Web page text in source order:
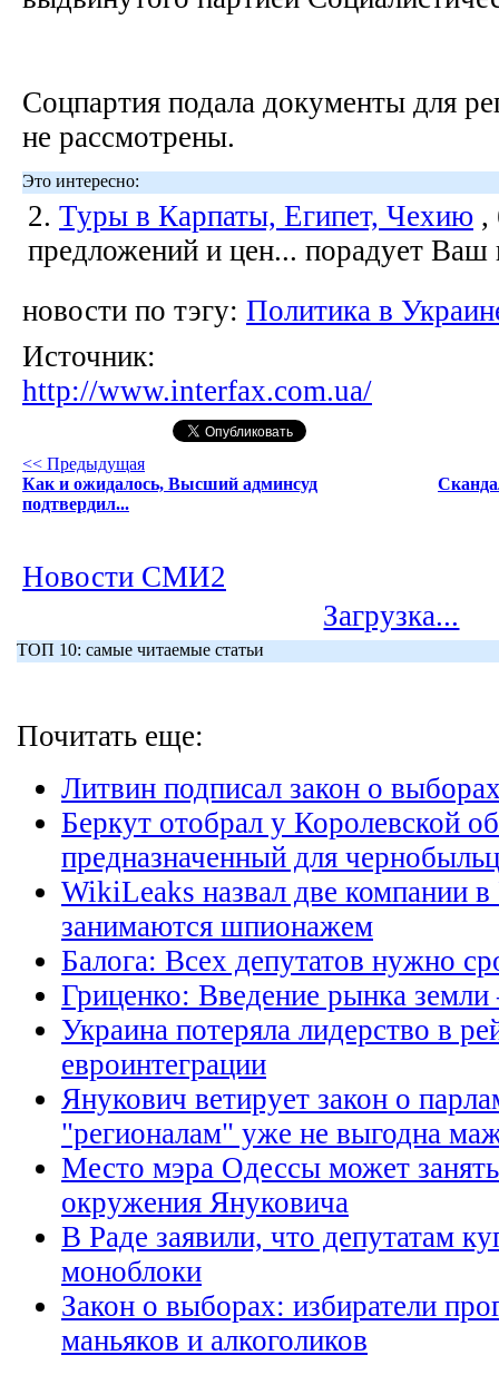
Соцпартия подала документы для
не рассмотрены.
Это интересно:
2. Туры в Карпаты, Египет, Чехию ,
предложений и цен... порадует Ваш
новости по тэгу: Политика в
Источник:
http://www.interfax.com.ua/
<< Предыдущая
Как и ожидалось, Высший админсуд
подтвердил...
Новости СМИ2
Загрузка...
ТОП 10: самые читаемые статьи
Почитать еще:
Литвин подписал закон о
Беркут отобрал у Королевской
предназначенный для
WikiLeaks назвал две компании
занимаются шпионажем
Балога: Всех депутатов нужно
Гриценко: Введение рынка земли
Украина потеряла лидерство в
евроинтеграции
Янукович ветирует закон о
"регионалам" уже не выгодна
Место мэра Одессы может
окружения Януковича
В Раде заявили, что депутатам
моноблоки
Закон о выборах: избиратели
маньяков и алкоголиков